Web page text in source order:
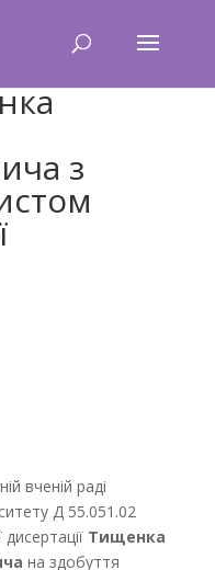
з
вченій раді
Д 55.051.02
Тищенка
на здобуття